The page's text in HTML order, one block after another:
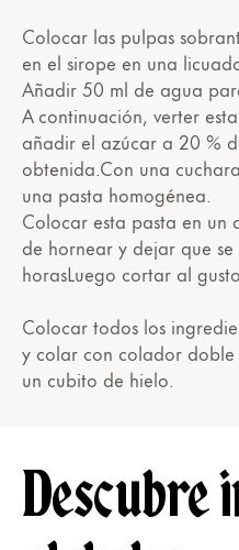
Colocar las pulpas
en el sirope en una
Añadir 50 ml de agua
A continuación, verter
añadir el azúcar a 20 %
obtenida.Con una
una pasta homogénea.
Colocar esta pasta en un
de hornear y dejar que
horasLuego cortar al gusto
Colocar todos los
y colar con colador
un cubito de hielo.
Descubre